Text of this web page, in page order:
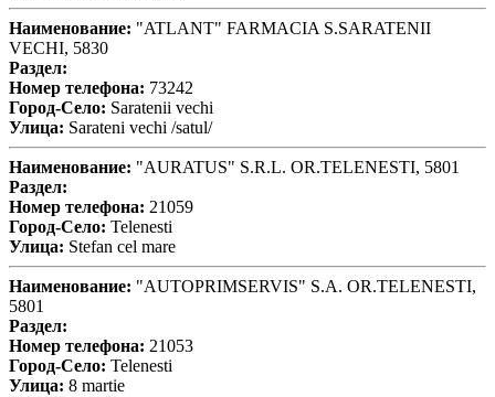
Наименование: "ATLANT" FARMACIA S.SARATENII
VECHI, 5830
Раздел:
Номер телефона: 73242
Город-Село: Saratenii vechi
Улица: Sarateni vechi /satul/
Наименование: "AURATUS" S.R.L. OR.TELENESTI, 5801
Раздел:
Номер телефона: 21059
Город-Село: Telenesti
Улица: Stefan cel mare
Наименование: "AUTOPRIMSERVIS" S.A. OR.TELENESTI,
5801
Раздел:
Номер телефона: 21053
Город-Село: Telenesti
Улица: 8 martie